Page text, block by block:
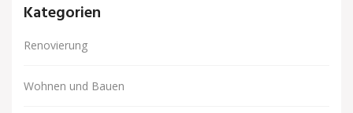
Kategorien
Renovierung
Wohnen und Bauen